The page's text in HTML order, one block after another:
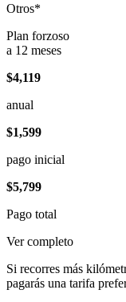
Otros*
Plan forzoso
a 12 meses
$4,119
anual
$1,599
pago inicial
$5,799
Pago total
Ver completo
Si recorres más
pagarás una tarifa